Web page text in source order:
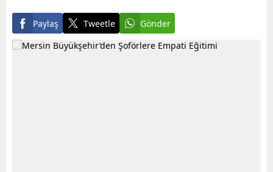
Paylaş Tweetle Gönder